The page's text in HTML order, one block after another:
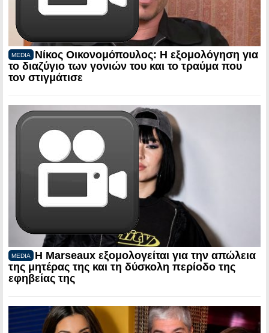
MEDIA
Νίκος Οικονομόπουλος: Η εξομολόγηση για
το διαζύγιο των γονιών του και το τραύμα που
τον στιγμάτισε
MEDIA
Η Marseaux εξομολογείται για την απώλεια
της μητέρας της και τη δύσκολη περίοδο της
εφηβείας της